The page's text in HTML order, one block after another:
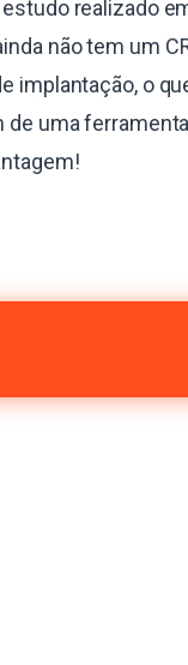
realizado
não tem um
implantação, o
de uma ferramenta